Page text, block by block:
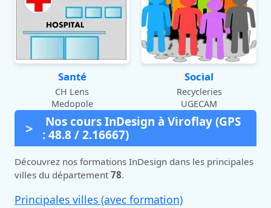
Santé
CH Lens
Medopole
Social
Recycleries
UGECAM
Nos cours InDesign à Viroflay (GPS
: 48.8 / 2.16667)
Découvrez nos formations InDesign dans les principales
villes du département 78.
Principales villes (avec formation)